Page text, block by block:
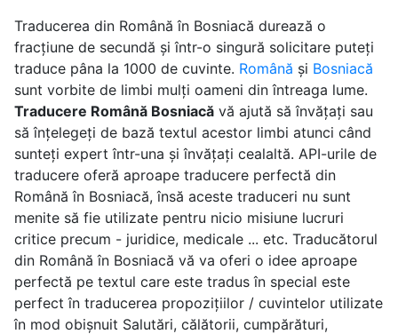
Traducerea din Română în Bosniacă durează o
fracțiune de secundă și într-o singură solicitare puteți
traduce pâna la 1000 de cuvinte. Română și Bosniacă
sunt vorbite de limbi mulți oameni din întreaga lume.
Traducere Română Bosniacăvă ajută să învățați sau
să înțelegeți de bază textul acestor limbi atunci când
sunteți expert într-una și învățați cealaltă. API-urile de
traducere oferă aproape traducere perfectă din
Română în Bosniacă, însă aceste traduceri nu sunt
menite să fie utilizate pentru nicio misiune lucruri
critice precum - juridice, medicale ... etc. Traducătorul
din Română în Bosniacă vă va oferi o idee aproape
perfectă pe textul care este tradus în special este
perfect în traducerea propozițiilor / cuvintelor utilizate
în mod obișnuit Salutări, călătorii, cumpărături,